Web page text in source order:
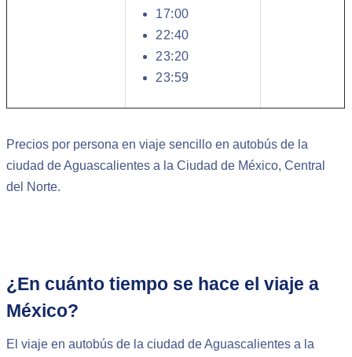
17:00
22:40
23:20
23:59
Precios por persona en viaje sencillo en autobús de la
ciudad de Aguascalientes a la Ciudad de México, Central
del Norte.
¿En cuánto tiempo se hace el viaje a
México?
El viaje en autobús de la ciudad de Aguascalientes a la